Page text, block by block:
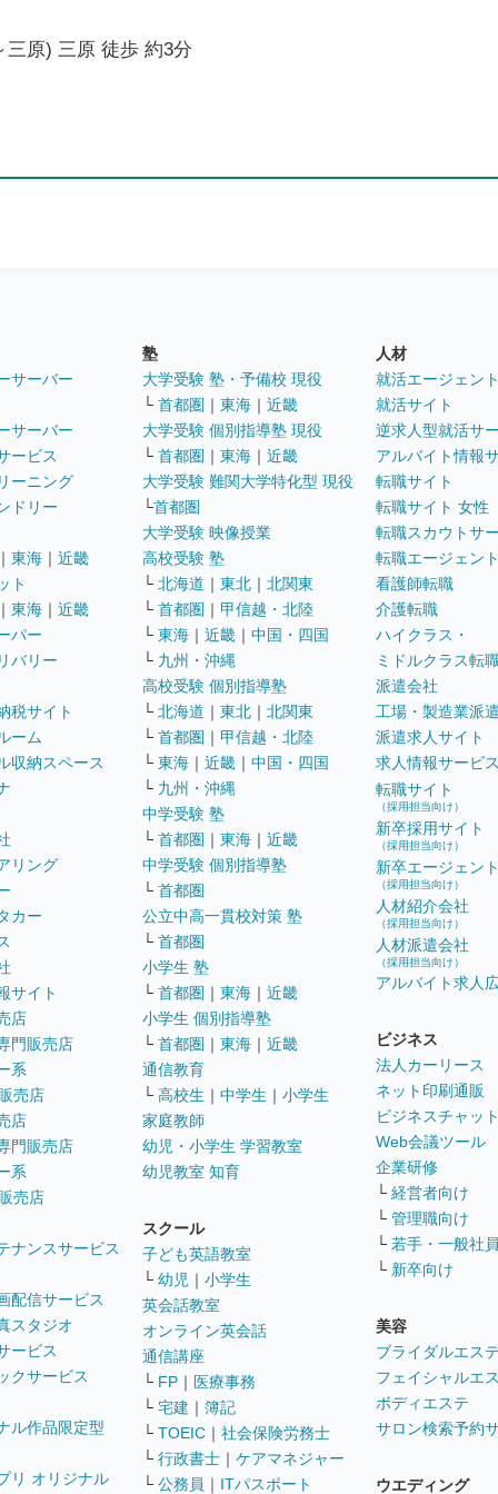
三原) 三原 徒歩 約3分
サーバー
サーバー
ービス
ーニング
ドリー
東海 ｜ 近畿
ト
東海 ｜ 近畿
パー
バリー
税サイト
ーム
収納スペース
リング
カー
サイト
店
門販売店
系
売店
店
門販売店
系
売店
ナンスサービス
配信サービス
スタジオ
ービス
クサービス
ル作品限定型
リ オリジナル
塾
大学受験 塾・予備校 現役
└ 首都圏 ｜ 東海 ｜ 近畿
大学受験 個別指導塾 現役
└ 首都圏 ｜ 東海 ｜ 近畿
大学受験 難関大学特化型 現役
└首都圏
大学受験 映像授業
高校受験 塾
└ 北海道 ｜ 東北 ｜ 北関東
└ 首都圏 ｜ 甲信越・北陸
└ 東海 ｜ 近畿 ｜ 中国・四国
└ 九州・沖縄
高校受験 個別指導塾
└ 北海道 ｜ 東北 ｜ 北関東
└ 首都圏 ｜ 甲信越・北陸
└ 東海 ｜ 近畿 ｜ 中国・四国
└ 九州・沖縄
中学受験 塾
└ 首都圏 ｜ 東海 ｜ 近畿
中学受験 個別指導塾
└ 首都圏
公立中高一貫校対策 塾
└ 首都圏
小学生 塾
└ 首都圏 ｜ 東海 ｜ 近畿
小学生 個別指導塾
└ 首都圏 ｜ 東海 ｜ 近畿
通信教育
└ 高校生 ｜ 中学生 ｜ 小学生
家庭教師
幼児・小学生 学習教室
幼児教室 知育
スクール
子ども英語教室
└ 幼児 ｜ 小学生
英会話教室
オンライン英会話
通信講座
└ FP ｜ 医療事務
└ 宅建 ｜ 簿記
└ TOEIC ｜ 社会保険労務士
└ 行政書士 ｜ ケアマネジャー
└ 公務員 ｜ ITパスポート
人材
就活エージェン
就活サイト
逆求人型就活サ
アルバイト情報
転職サイト
転職サイト 女性
転職スカウトサ
転職エージェン
看護師転職
介護転職
ハイクラス・
ミドルクラス転
派遣会社
工場・製造業派
派遣求人サイト
求人情報サービ
転職サイト
（採用担当向け）
新卒採用サイト
（採用担当向け）
新卒エージェン
（採用担当向け）
人材紹介会社
（採用担当向け）
人材派遣会社
（採用担当向け）
アルバイト求人
ビジネス
法人カーリース
ネット印刷通販
ビジネスチャッ
Web会議ツール
企業研修
└ 経営者向け
└ 管理職向け
└ 若手・一般社
└ 新卒向け
美容
ブライダルエス
フェイシャルエ
ボディエステ
サロン検索予約
ウエディング